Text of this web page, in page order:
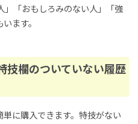
」「おもしろみのない人」「強
ます。
技欄のついていない履歴
に購入できます。特技がない